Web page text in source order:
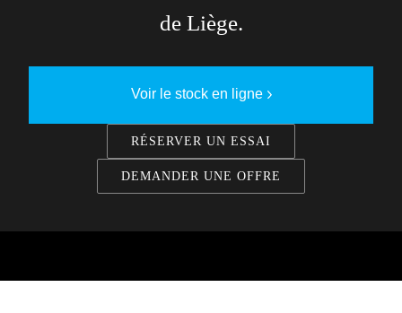
de Liège.
Voir le stock en ligne
RÉSERVER UN ESSAI
DEMANDER UNE OFFRE